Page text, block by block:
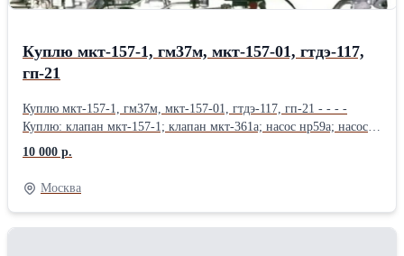
Куплю мкт-157-1, гм37м, мкт-157-01, гтдэ-117,
гп-21
Куплю мкт-157-1, гм37м, мкт-157-01, гтдэ-117, гп-21 - - - -
Куплю: клапан мкт-157-1; клапан мкт-361а; насос нр59а; насос
рсф59а; Привод-генератор гп-21; газотурбинный двигатель-
энергоузел гтдэ-117; фильтр 340.044а; гидромотор гм37м; Куплю:
фильтр 330.100а; фильтр 15гф17сн-1; фильтр 15гф17бн-1; фильтр
8Д2.966.022-7; фильтр 8Д2.966.021-2; фильтр 8Д2.966.516-05;
фильтр 8Д2.966.512-06; фильтр 8Д2.966.515-04; Куплю: фильтр
10 000 р.
Москва